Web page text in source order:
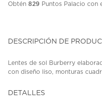
Obtén 829 Puntos Palacio con
DESCRIPCIÓN DE
Lentes de sol Burberry
con diseño liso, monturas
DETALLES